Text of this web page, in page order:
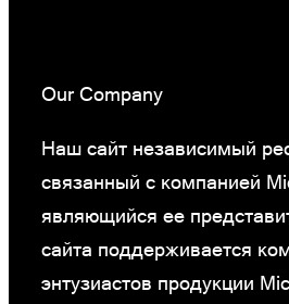
Our Company
Наш сайт независимый
связанный с компанией
являющийся ее
сайта поддерживается
энтузиастов продукции